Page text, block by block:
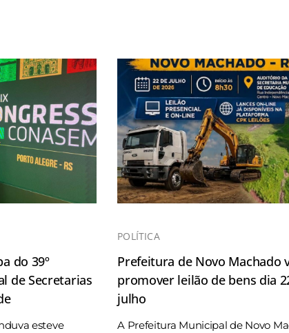
do 39º
de Secretarias
esteve
POLÍTICA
Prefeitura de Novo Machado
promover leilão de bens dia
julho
A Prefeitura Municipal de Novo